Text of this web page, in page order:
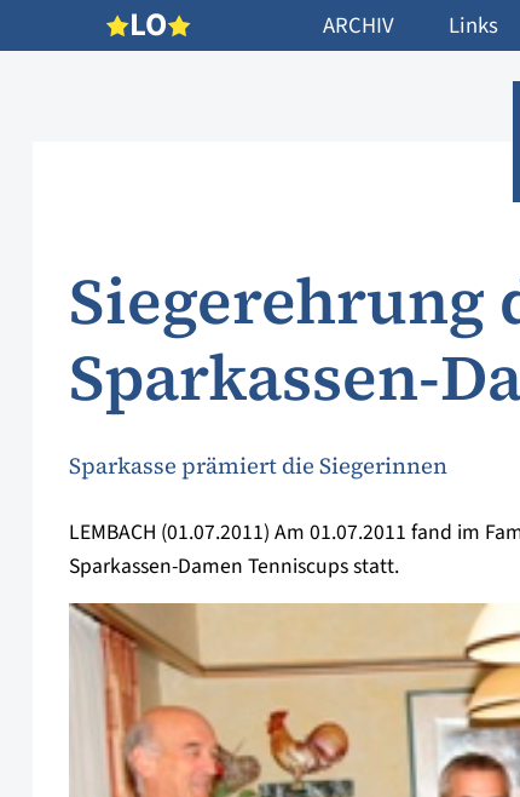
LO ARCHIV Links
Siegerehrung
Sparkassen-
Sparkasse prämiert die Siegerinnen
LEMBACH (01.07.2011) Am 01.07.2011 fand im
Sparkassen-Damen Tenniscups statt.